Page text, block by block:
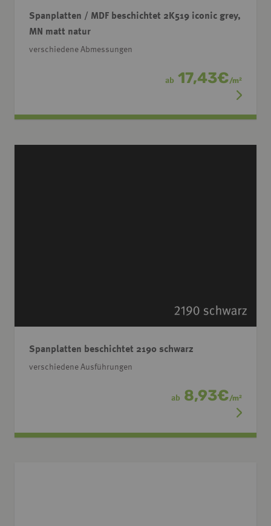
Spanplatten / MDF beschichtet 2K519 iconic grey,
MN matt natur
verschiedene Abmessungen
ab 17,43€/m2
Spanplatten beschichtet 2190 schwarz
verschiedene Ausführungen
ab 8,93€/m2